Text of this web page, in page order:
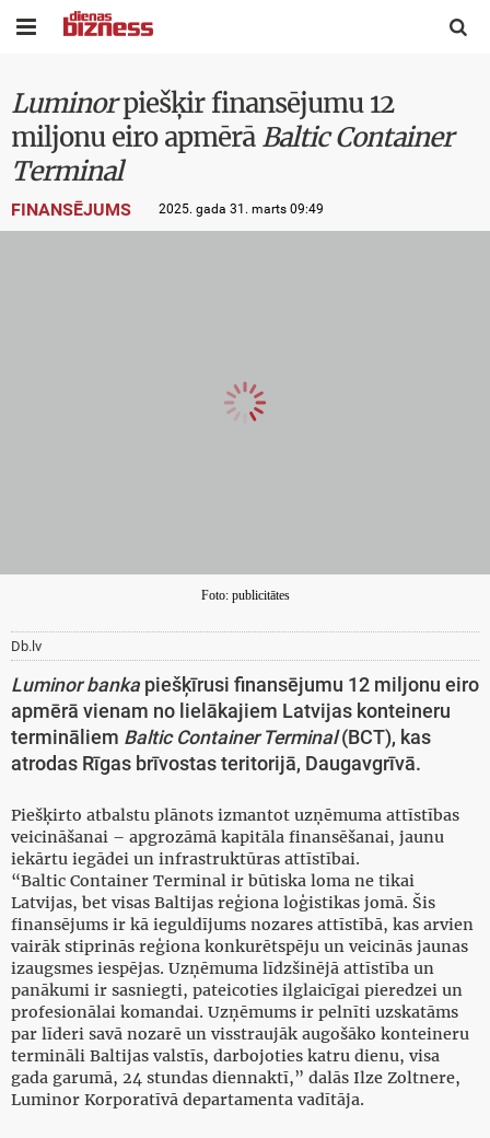
 
Luminorpiešķir finansējumu 12
miljonu eiro apmērāBaltic Container
Terminal
FINANSĒJUMS 2025. gada 31. marts 09:49
Foto: publicitātes
Db.lv
Luminor banka piešķīrusi finansējumu 12 miljonu eiro
apmērā vienam no lielākajiem Latvijas konteineru
termināliem Baltic Container Terminal(BCT), kas
atrodas Rīgas brīvostas teritorijā, Daugavgrīvā.
Piešķirto atbalstu plānots izmantot uzņēmuma attīstības
veicināšanai – apgrozāmā kapitāla finansēšanai, jaunu
iekārtu iegādei un infrastruktūras attīstībai.
“Baltic Container Terminal ir būtiska loma ne tikai
Latvijas, bet visas Baltijas reģiona loģistikas jomā. Šis
finansējums ir kā ieguldījums nozares attīstībā, kas arvien
vairāk stiprinās reģiona konkurētspēju un veicinās jaunas
izaugsmes iespējas. Uzņēmuma līdzšinējā attīstība un
panākumi ir sasniegti, pateicoties ilglaicīgai pieredzei un
profesionālai komandai. Uzņēmums ir pelnīti uzskatāms
par līderi savā nozarē un visstraujāk augošāko konteineru
termināli Baltijas valstīs, darbojoties katru dienu, visa
gada garumā, 24 stundas diennaktī,” dalās Ilze Zoltnere,
Luminor Korporatīvā departamenta vadītāja.